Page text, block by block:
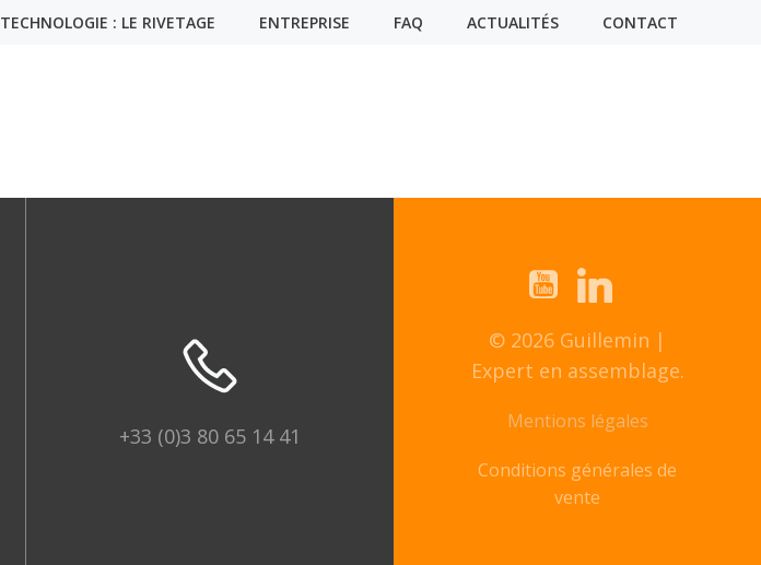
TECHNOLOGIE : LE RIVETAGE ENTREPRISE FAQ ACTUALITÉS CONTACT
+33 (0)3 80 65 14 41
© 2026 Guillemin |
Expert en assemblage.
Mentions légales
Conditions générales de
vente